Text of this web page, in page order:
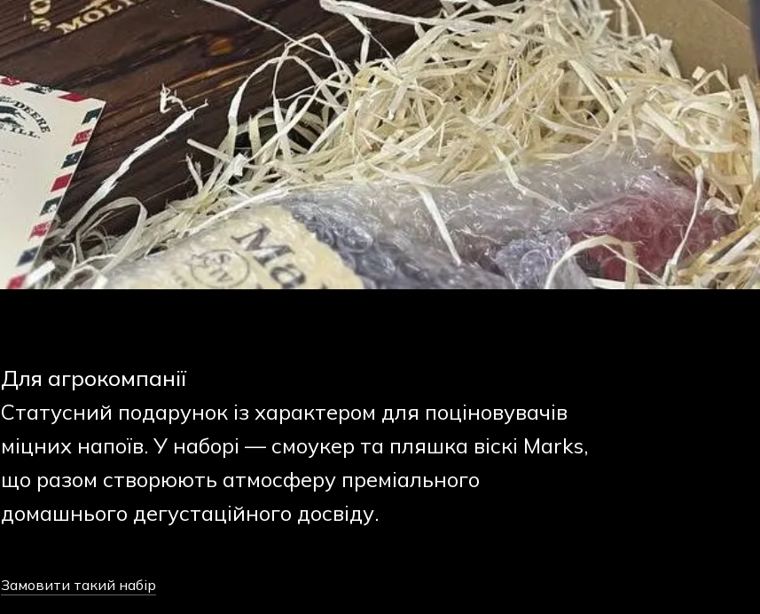
Для агрокомпанії
Статусний подарунок із характером для поціновувачів
міцних напоїв. У наборі — смоукер та пляшка віскі Marks,
що разом створюють атмосферу преміального
домашнього дегустаційного досвіду.
Замовити такий набір